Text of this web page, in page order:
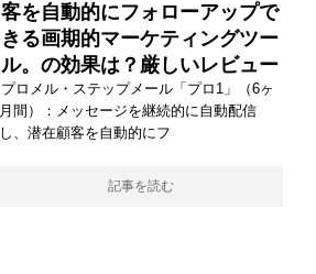
客を自動的にフォローアップで
きる画期的マーケティングツー
ル。の効果は？厳しいレビュー
プロメル・ステップメール「プロ1」（6ヶ
月間）：メッセージを継続的に自動配信
し、潜在顧客を自動的にフ
記事を読む